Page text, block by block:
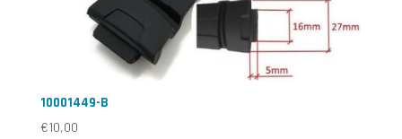
10001449-B
€10,00